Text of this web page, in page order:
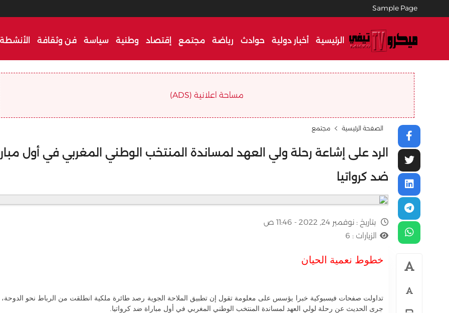
Sample Page
الرئيسية أخبار دولية حوادث رياضة مجتمع إقتصاد وطنية سياسة فن وثقافة
مساحة اعلانية (ADS)
الصفحة الرئيسية مجتمع
الرد على إشاعة رحلة ولي العهد لمساندة المنتخب الوطني المغربي في أول
ضد كرواتيا
بتاريخ : نوفمبر 24, 2022 - 11:46 ص
الزيارات : 6
خطوط نعمية الحيان
تداولت صفحات فيسبوكية خبرا يؤسس على معلومة تقول إن تطبيق الملاحة الجوية رصد طائرة ملكية انطلقت من الرباط نحو الدوحة،
جرى الحديث عن رحلة لولي العهد لمساندة المنتخب الوطني المغربي في أول مباراة ضد كرواتيا.